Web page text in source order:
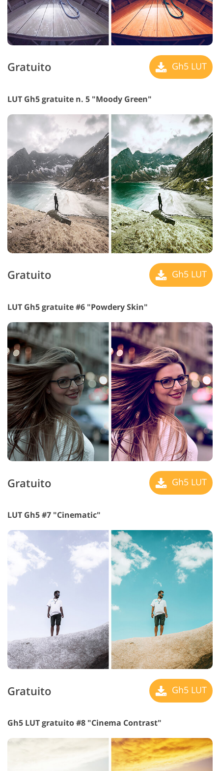
Gratuito Gh5 LUT
LUT Gh5 gratuite n. 5 "Moody Green"
Gratuito Gh5 LUT
LUT Gh5 gratuite #6 "Powdery Skin"
Gratuito Gh5 LUT
LUT Gh5 #7 "Cinematic"
Gratuito Gh5 LUT
Gh5 LUT gratuito #8 "Cinema Contrast"